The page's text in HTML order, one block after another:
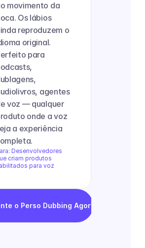
movimento da
Os lábios
reproduzem o
original.
para
agentes
voz — qualquer
onde a voz
a experiência
Desenvolvedores
criam produtos
para voz
o Perso Dubbing Agora